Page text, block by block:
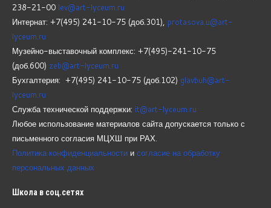
238-21-00 lev@art-lyceum.ru
Интернат: +7(495) 241-10-75 (доб.301), protasova.u@art-
lyceum.ru
Музейно-выставочный комплекс: +7(495)-241-10-75
(доб.600) zeb@art-lyceum.ru
Бухгалтерия: +7(495) 241-10-75 (доб.102) glavbuh@art-
lyceum.ru
Служба технической поддержки: it@art-lyceum.ru
Любое использование материалов сайта допускается только с
письменного согласия МЦХШ при РАХ.
Политика конфиденциальности и согласие на обработку
персональных данных
Школа в соц.сетях